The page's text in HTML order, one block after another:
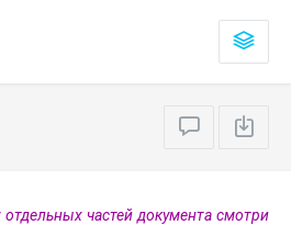
частей документа смотри